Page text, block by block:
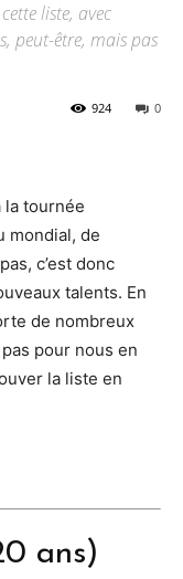
liste, avec
peut-être, mais pas
0
924
la tournée
mondial, de
c’est donc
talents. En
de nombreux
pour nous en
la liste en
ans)